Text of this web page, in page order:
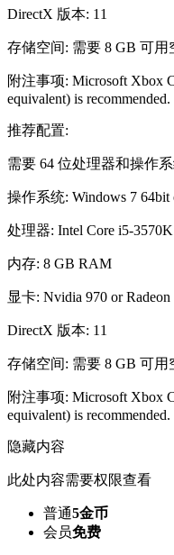
DirectX 版本: 11
存储空间: 需要 8 GB 可用
附注事项: Microsoft Xbox
equivalent) is recommended.
推荐配置:
需要 64 位处理器和操作
操作系统: Windows 7 64bit
处理器: Intel Core i5-
内存: 8 GB RAM
显卡: Nvidia 970 or Radeon
DirectX 版本: 11
存储空间: 需要 8 GB 可用
附注事项: Microsoft Xbox
equivalent) is recommended.
隐藏内容
此处内容需要权限查看
普通5金币
会员免费